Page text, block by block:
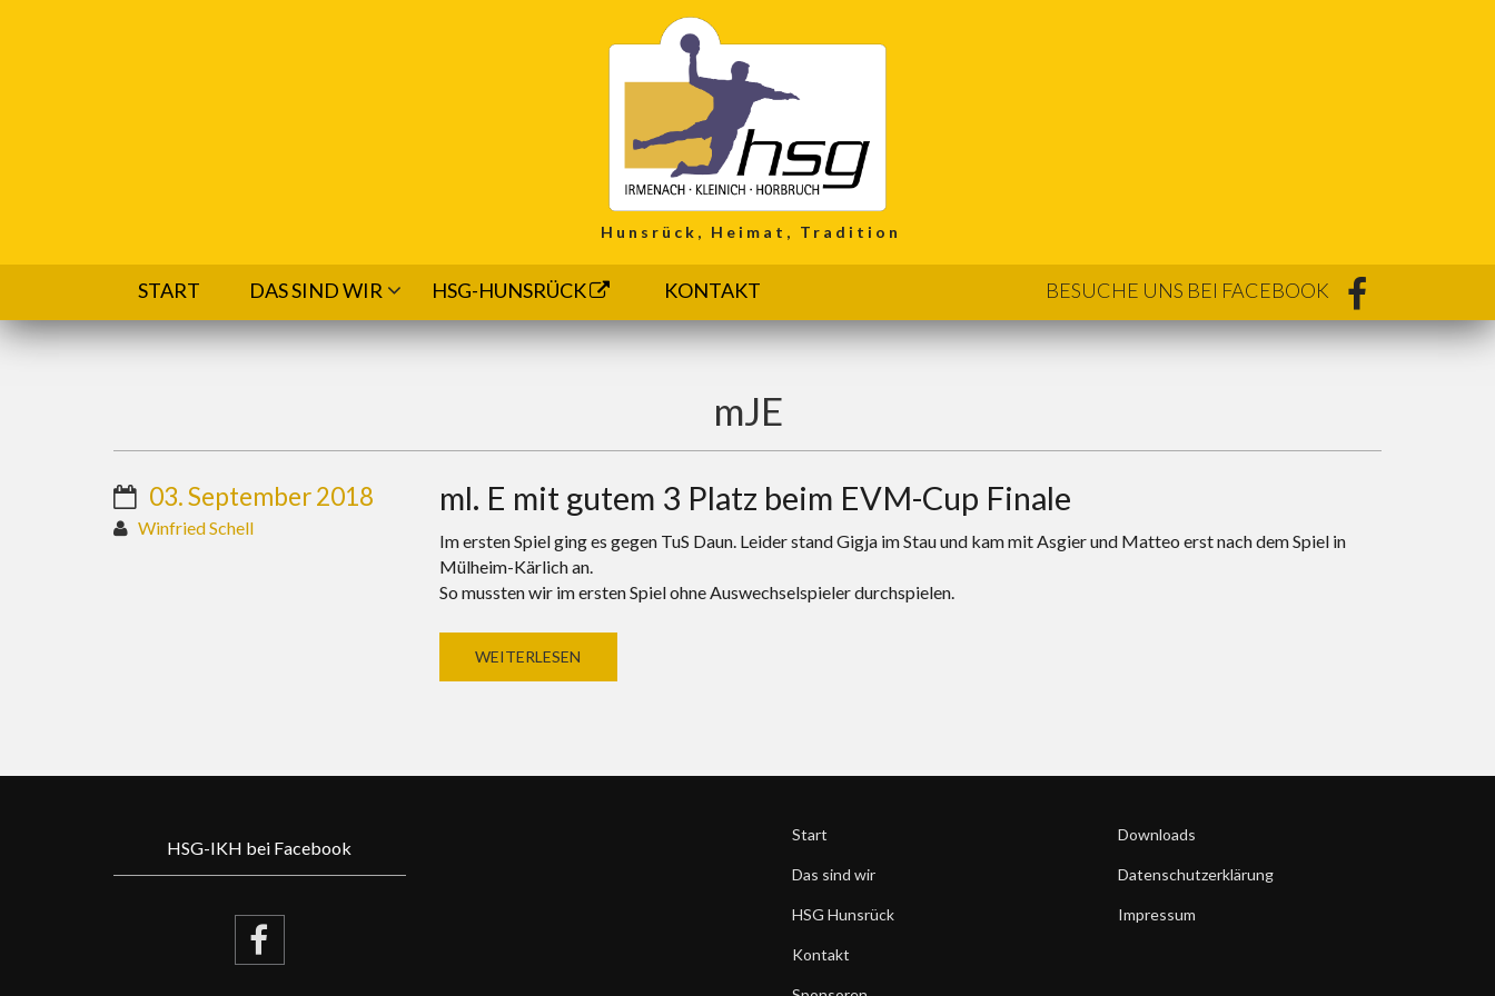
Hunsrück, Heimat, Tradition
START DAS SIND WIR HSG-HUNSRÜCK KONTAKT BESUCHE UNS BEI FACEBOOK
mJE
03. September 2018
Winfried Schell
ml. E mit gutem 3 Platz beim EVM-Cup Finale
Im ersten Spiel ging es gegen TuS Daun. Leider stand Gigja im Stau und kam mit Asgier und Matteo erst nach dem Spiel in
Mülheim-Kärlich an.
So mussten wir im ersten Spiel ohne Auswechselspieler durchspielen.
WEITERLESEN
HSG-IKH bei Facebook
Start
Das sind wir
HSG Hunsrück
Kontakt
Downloads
Datenschutzerklärung
Impressum